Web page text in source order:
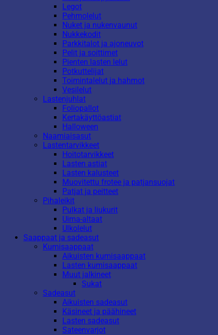
Legot
Pehmolelut
Nuket ja nukenvaunut
Nukkekodit
Parkkitalot ja ajoneuvot
Pelit ja soittimet
Pienten lasten lelut
Potkuttelijat
Toimintalelut ja hahmot
Vesilelut
Lastenjuhlat
Foliopallot
Kertakäyttöastiat
Halloween
Naamiaisasut
Lastentarvikkeet
Hoitotarvikkeet
Lasten astiat
Lasten kalusteet
Muovitettu frotee ja patjansuojat
Patjat ja peitteet
Pihaleikit
Pulkat ja liukurit
Uima-altaat
Ulkolelut
Saappaat ja sadeasut
Kumisaappaat
Aikuisten kumisaappaat
Lasten kumisaappaat
Muut jalkineet
Sukat
Sadeasut
Aikuisten sadeasut
Käsineet ja päähineet
Lasten sadeasut
Sateenvarjot